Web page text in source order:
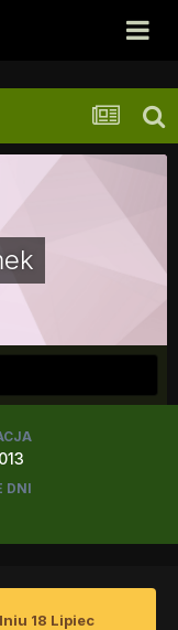
DNI
18 Lipiec